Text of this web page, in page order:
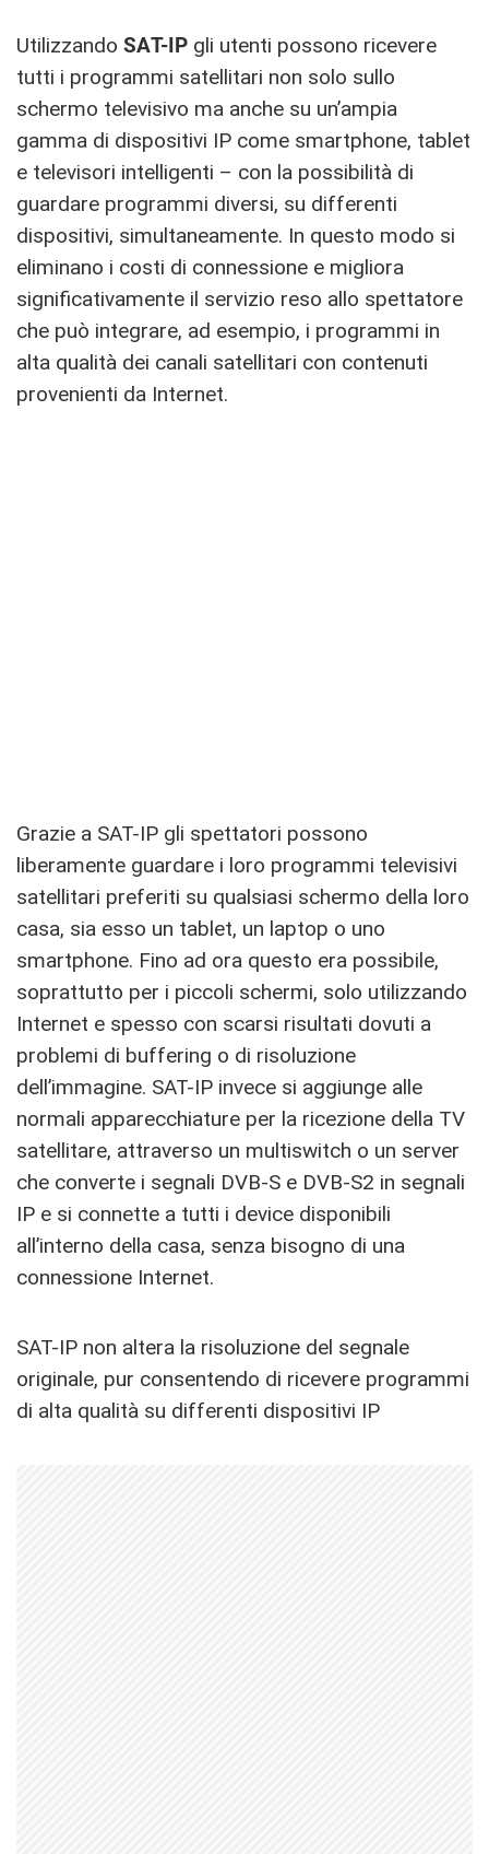
Utilizzando SAT-IP gli utenti possono ricevere
tutti i programmi satellitari non solo sullo
schermo televisivo ma anche su un’ampia
gamma di dispositivi IP come smartphone, tablet
e televisori intelligenti – con la possibilità di
guardare programmi diversi, su differenti
dispositivi, simultaneamente. In questo modo si
eliminano i costi di connessione e migliora
significativamente il servizio reso allo spettatore
che può integrare, ad esempio, i programmi in
alta qualità dei canali satellitari con contenuti
provenienti da Internet.
Grazie a SAT-IP gli spettatori possono
liberamente guardare i loro programmi televisivi
satellitari preferiti su qualsiasi schermo della loro
casa, sia esso un tablet, un laptop o uno
smartphone. Fino ad ora questo era possibile,
soprattutto per i piccoli schermi, solo utilizzando
Internet e spesso con scarsi risultati dovuti a
problemi di buffering o di risoluzione
dell’immagine. SAT-IP invece si aggiunge alle
normali apparecchiature per la ricezione della TV
satellitare, attraverso un multiswitch o un server
che converte i segnali DVB-S e DVB-S2 in segnali
IP e si connette a tutti i device disponibili
all’interno della casa, senza bisogno di una
connessione Internet.
SAT-IP non altera la risoluzione del segnale
originale, pur consentendo di ricevere programmi
di alta qualità su differenti dispositivi IP